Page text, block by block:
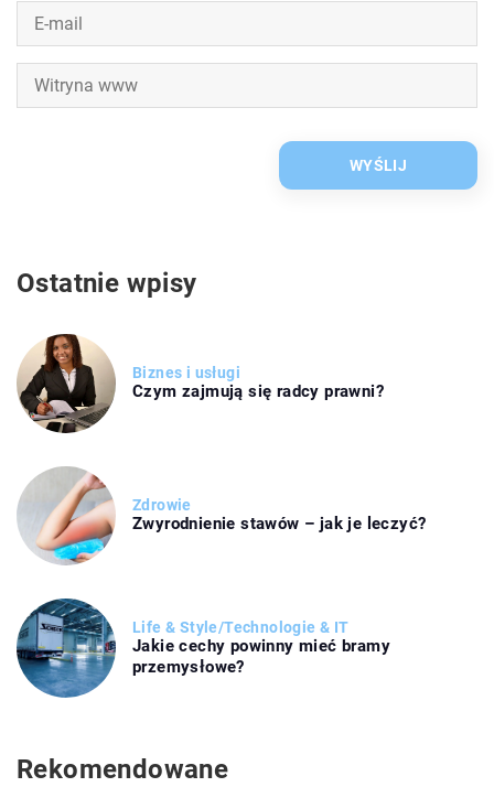
Ostatnie wpisy
Biznes i usługi
Czym zajmują się radcy prawni?
Zdrowie
Zwyrodnienie stawów – jak je leczyć?
Life & Style/Technologie & IT
Jakie cechy powinny mieć bramy
przemysłowe?
Rekomendowane